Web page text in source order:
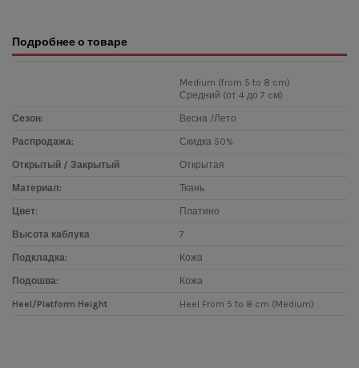
Подробнее о товаре
Medium (from 5 to 8 cm)
Средний (от 4 до 7 cм)
Сезон: Весна /Лето
Распродажа: Скидка 50%
Открытый / Закрытый Открытая
Материал: Ткань
Цвет: Платино
Высота каблука 7
Подкладка: Кожа
Подошва: Кожа
Heel/Platform Height Heel From 5 to 8 cm (Medium)